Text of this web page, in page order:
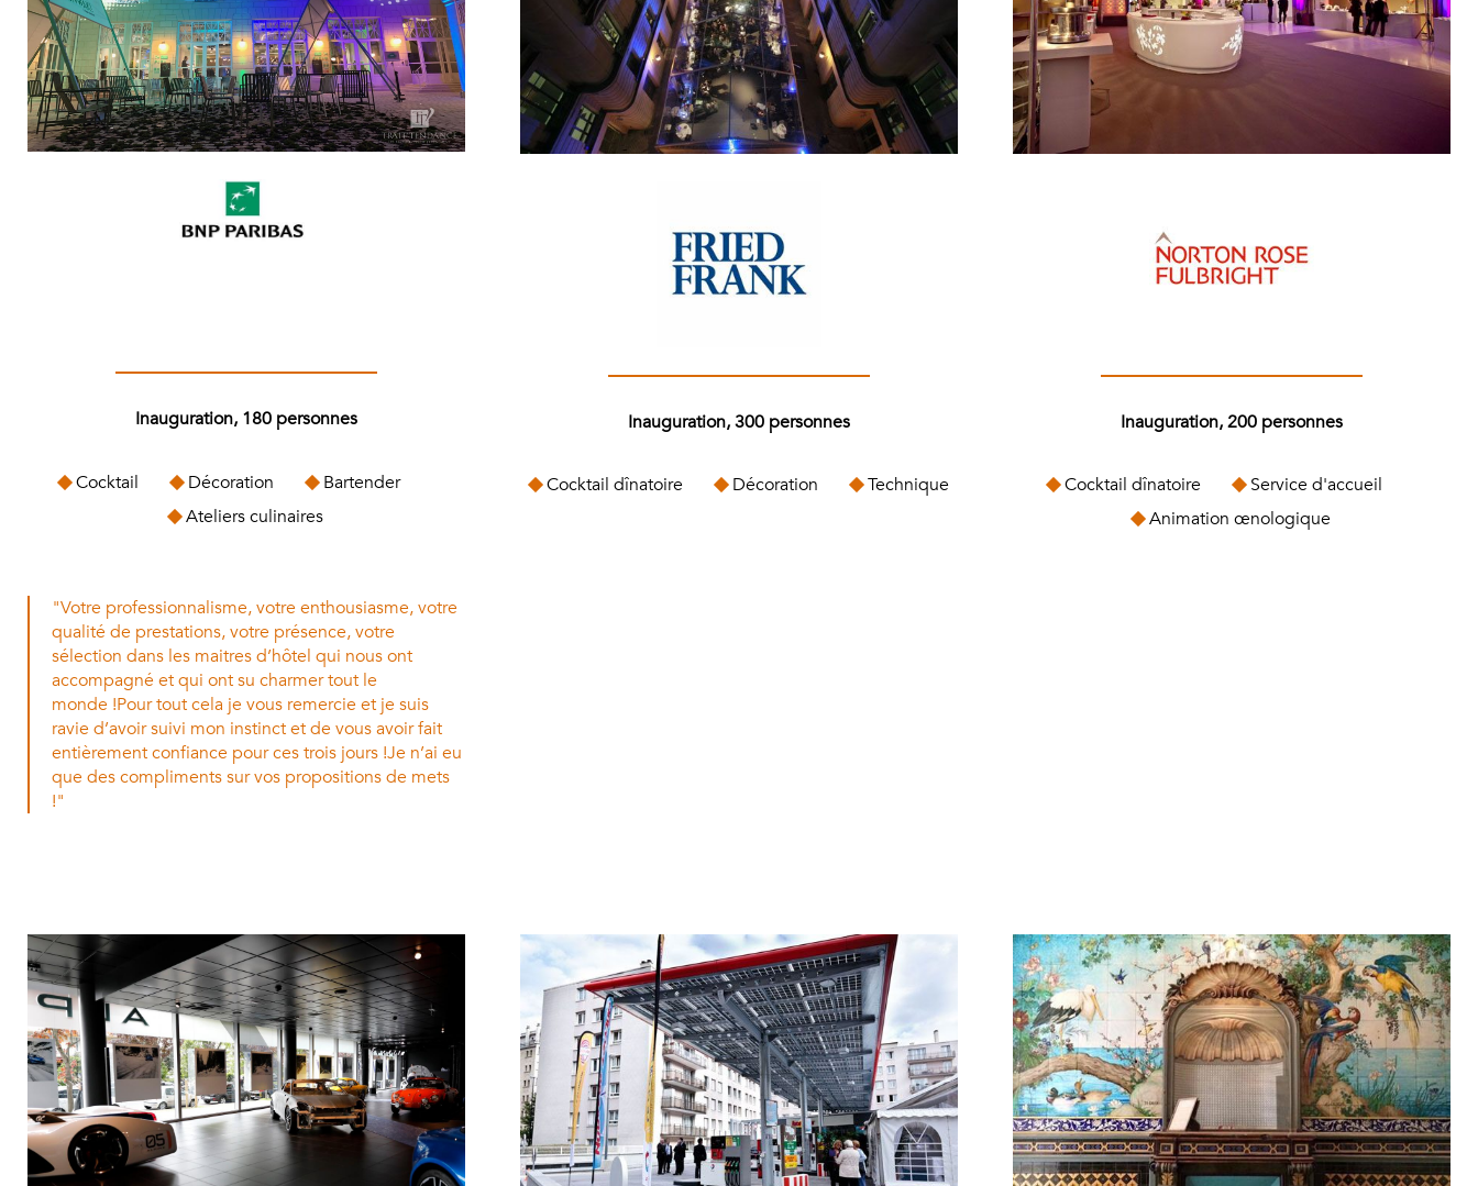
Inauguration, 180 personnes
Cocktail Décoration
Bartender
Ateliers culinaires
"Votre professionnalisme, votre enthousiasme, votre
qualité de prestations, votre présence, votre
sélection dans les maitres d’hôtel qui nous ont
accompagné et qui ont su charmer tout le
monde !Pour tout cela je vous remercie et je suis
ravie d’avoir suivi mon instinct et de vous avoir fait
entièrement confiance pour ces trois jours !Je n’ai eu
que des compliments sur vos propositions de mets
!"
Inauguration, 300 personnes
Cocktail dînatoire Décoration Technique
Inauguration, 200 personnes
Cocktail dînatoire
Service d'accueil
Animation œnologique